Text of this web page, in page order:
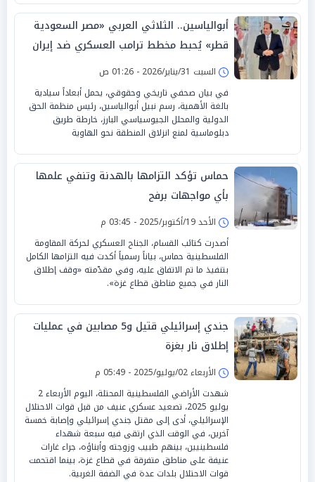
أبوالياسين.. الثلاثي العربي «مصر السعودية
قطر» يُحبط مخطط ترامب العسكري ضد إيران
السبت 31/يناير/2026 - 01:26 ص
في بيان صحفي تاريخي وحقوقي، يحمل أبعاداً سيادية
بالغة الأهمية، رسم نبيل أبوالياسين، رئيس منظمة الحق
الدولية والمحلل الجيوسياسي البارز، خارطة طريق
دبلوماسية لمنع انزلاق المنطقة نحو الهاوية
حماس تؤكد التزامها بالهدنة وتنفي علمها
بأي مواجهات برفح
الأحد 19/أكتوبر/2025 - 03:45 م
أصدرت كتائب القسام، الجناح العسكري لحركة المقاومة
الفلسطينية حماس، بياناً رسمياً أكدت فيه التزامها الكامل
بتنفيذ ما تم الاتفاق عليه، وفي مقدّمته «وقف إطلاق
النار في جميع مناطق قطاع غزة».
جندي إسرائيلي قتيل و5 مصابين في عمليات
إطلاق نار بغزة
الأربعاء 02/يوليو/2025 - 05:49 م
شهدت الأراضي الفلسطينية المحتلة، اليوم الأربعاء 2
يوليو 2025، تصعيد عسكري عنيف من قبل قوات الاحتلال
الإسرائيلي، أدى إلى مقتل جندي إسرائيلي وإصابة خمسة
آخرين، في الوقت الذي ارتقى فيه سبعة شهداء
فلسطينيين، بينهم طبيب وزوجته وأبناؤه، جراء غارات
عنيفة على مناطق متفرقة في قطاع غزة، بينما اقتحمت
قوات الاحتلال بلدات عدة في الضفة الغربية.